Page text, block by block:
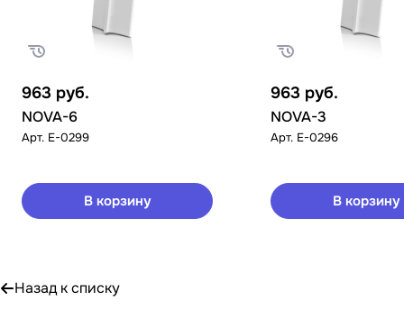
963 руб.
NOVA-6
Арт. E-0299
В корзину
963 руб.
NOVA-3
Арт. E-0296
В корзину
Назад к списку